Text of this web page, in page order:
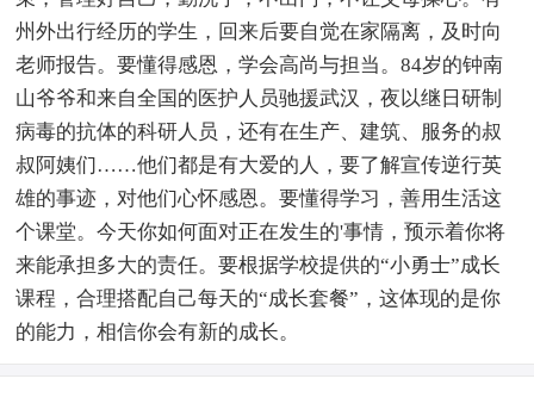
州外出行经历的学生，回来后要自觉在家隔离，及时向
老师报告。要懂得感恩，学会高尚与担当。84岁的钟南
山爷爷和来自全国的医护人员驰援武汉，夜以继日研制
病毒的抗体的科研人员，还有在生产、建筑、服务的叔
叔阿姨们……他们都是有大爱的人，要了解宣传逆行英
雄的事迹，对他们心怀感恩。要懂得学习，善用生活这
个课堂。今天你如何面对正在发生的'事情，预示着你将
来能承担多大的责任。要根据学校提供的“小勇士”成长
课程，合理搭配自己每天的“成长套餐”，这体现的是你
的能力，相信你会有新的成长。